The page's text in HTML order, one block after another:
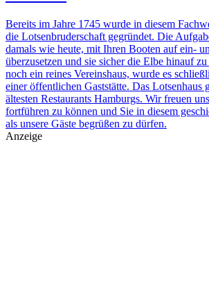
Bereits im Jahre 1745 wurde in diesem
die Lotsenbruderschaft gegründet. Die
damals wie heute, mit Ihren Booten auf ein-
überzusetzen und sie sicher die Elbe hinauf
noch ein reines Vereinshaus, wurde es
einer öffentlichen Gaststätte. Das Lotsenhaus
ältesten Restaurants Hamburgs. Wir freuen
fortführen zu können und Sie in diesem
als unsere Gäste begrüßen zu dürfen.
Anzeige